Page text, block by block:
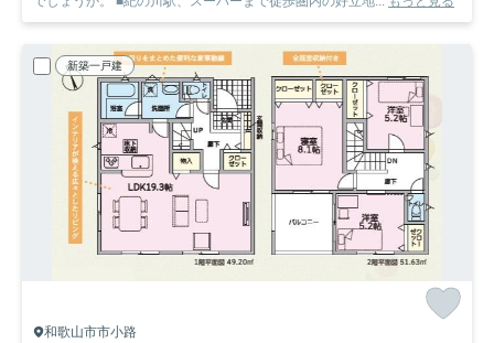
新築一戸建
和歌山市市小路